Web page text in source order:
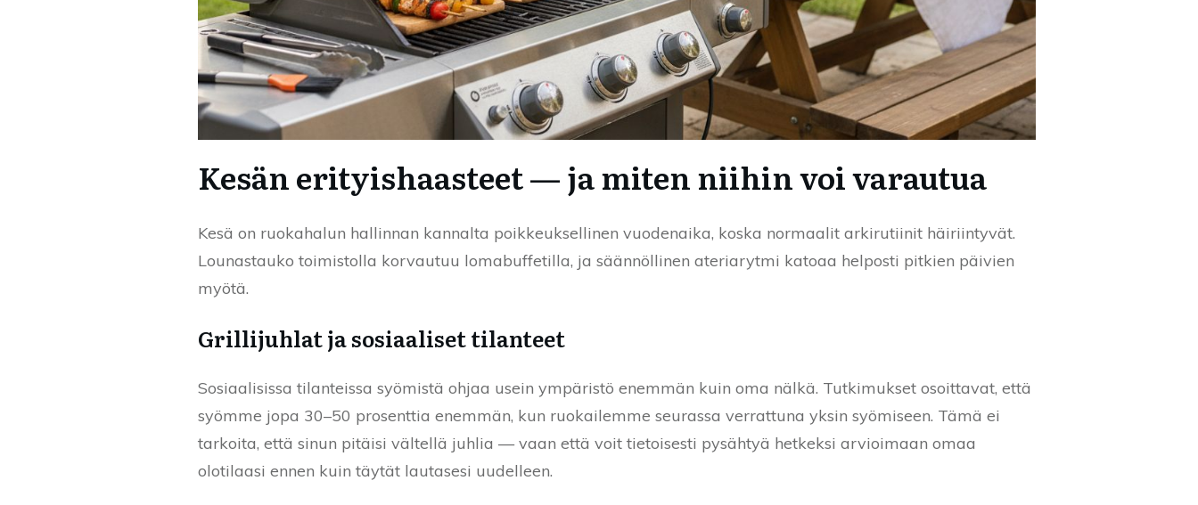
Kesän erityishaasteet — ja miten niihin voi varautua
Kesä on ruokahalun hallinnan kannalta poikkeuksellinen vuodenaika, koska normaalit arkirutiinit häiriintyvät.
Lounastauko toimistolla korvautuu lomabuffetilla, ja säännöllinen ateriarytmi katoaa helposti pitkien päivien
myötä.
Grillijuhlat ja sosiaaliset tilanteet
Sosiaalisissa tilanteissa syömistä ohjaa usein ympäristö enemmän kuin oma nälkä. Tutkimukset osoittavat, että
syömme jopa 30–50 prosenttia enemmän, kun ruokailemme seurassa verrattuna yksin syömiseen. Tämä ei
tarkoita, että sinun pitäisi vältellä juhlia — vaan että voit tietoisesti pysähtyä hetkeksi arvioimaan omaa
olotilaasi ennen kuin täytät lautasesi uudelleen.